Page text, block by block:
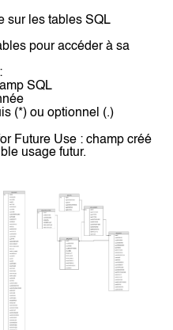
sur les tables SQL
pour accéder à sa
SQL
(*) ou optionnel (.)
Future Use : champ créé
usage futur.